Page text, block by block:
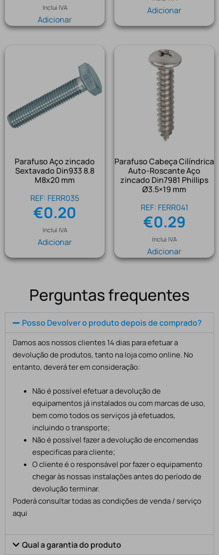
Inclui IVA
Adicionar
Adicionar
Parafuso Aço zincado
Sextavado Din933 8.8
M8x20 mm
REF: FERR035
€0.20
Inclui IVA
Adicionar
Parafuso Cabeça Cilíndrica
Auto-Roscante Aço
zincado Din7981 Phillips
Ø3.5×19 mm
REF: FERR041
€0.29
Inclui IVA
Adicionar
Perguntas frequentes
Posso Devolver o produto depois de comprado?
Damos aos nossos clientes 14 dias para efetuar a
devolução de produtos, tanto na loja como online. No
entanto, deverá ter em consideração:
Não é possível efetuar a devolução de
equipamentos já instalados ou com marcas de uso,
bem como todos os serviços já efetuados,
incluindo o transporte;
Não é possível fazer a devolução de encomendas
especificas para cliente;
O cliente é o responsável por fazer o equipamento
chegar às nossas instalações antes do período de
devolução terminar.
Poderá consultar todas as condições de venda / serviço
aqui
Qual a garantia do produto